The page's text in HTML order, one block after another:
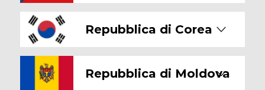
Repubblica di Corea
Repubblica di Moldova